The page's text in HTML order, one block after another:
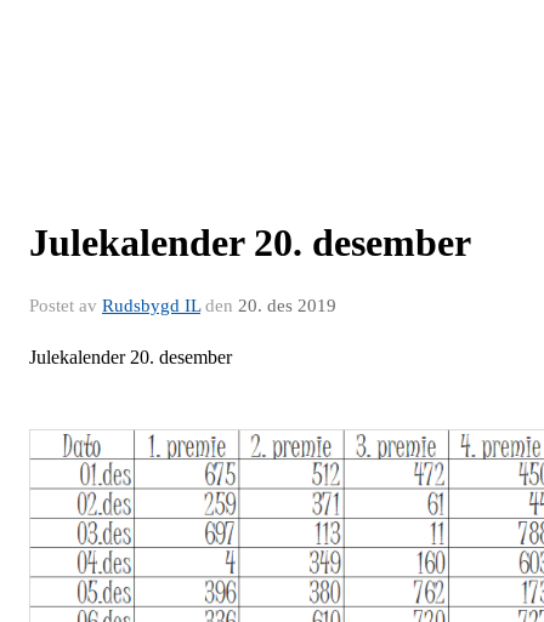
Julekalender 20. desember
Postet av Rudsbygd ILden 20. des 2019
Julekalender 20. desember